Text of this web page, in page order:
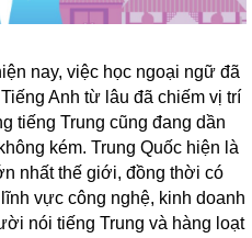
nay, việc học ngoại ngữ đã
Anh từ lâu đã chiếm vị trí
tiếng Trung cũng đang dần
kém. Trung Quốc hiện là
nhất thế giới, đồng thời có
vực công nghệ, kinh doanh
nói tiếng Trung và hàng loạt